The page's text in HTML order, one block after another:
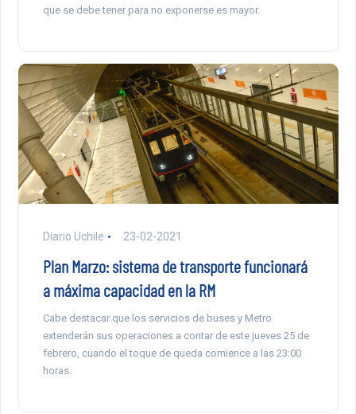
que se debe tener para no exponerse es mayor.
Diario Uchile 23-02-2021
Plan Marzo: sistema de transporte funcionará
a máxima capacidad en la RM
Cabe destacar que los servicios de buses y Metro
extenderán sus operaciones a contar de este jueves 25 de
febrero, cuando el toque de queda comience a las 23:00
horas.